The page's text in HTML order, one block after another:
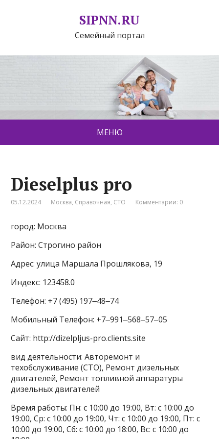
SIPNN.RU
Семейный портал
МЕНЮ
Dieselplus pro
05.12.2024 Москва, Справочная, СТО Комментарии: 0
город: Москва
Район: Строгино район
Адрес: улица Маршала Прошлякова, 19
Индекс: 123458.0
Телефон: +7 (495) 197‒48‒74
Мобильный Телефон: +7‒991‒568‒57‒05
Сайт: http://dizelpljus-pro.clients.site
вид деятельности: Авторемонт и
техобслуживание (СТО), Ремонт дизельных
двигателей, Ремонт топливной аппаратуры
дизельных двигателей
Время работы: Пн: с 10:00 до 19:00, Вт: с 10:00 до
19:00, Ср: с 10:00 до 19:00, Чт: с 10:00 до 19:00, Пт: с
10:00 до 19:00, Сб: с 10:00 до 18:00, Вс: с 10:00 до